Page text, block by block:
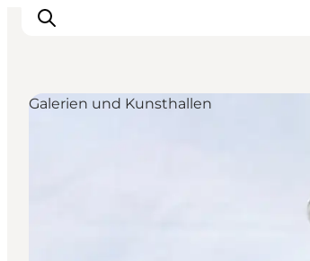
Galerien und Kunsthallen